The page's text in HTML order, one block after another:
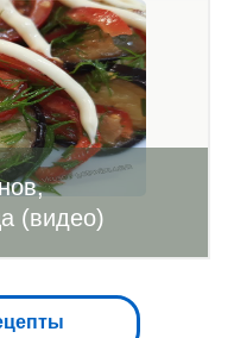
(видео)